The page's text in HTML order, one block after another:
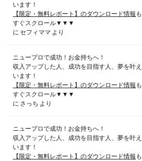
います！
【限定・無料レポート】のダウンロード情報
すぐスクロール▼▼▼
に セフィママ より
ニュープロで成功！お金持ちへ！
収入アップした人、成功を目指す人、夢を叶
います！
【限定・無料レポート】のダウンロード情報
すぐスクロール▼▼▼
に さっち より
ニュープロで成功！お金持ちへ！
収入アップした人、成功を目指す人、夢を叶
います！
【限定・無料レポート】のダウンロード情報